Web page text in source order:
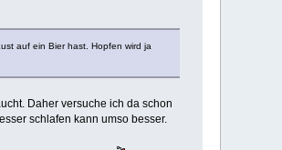
auf ein Bier hast. Hopfen wird ja
Daher versuche ich da schon
schlafen kann umso besser.